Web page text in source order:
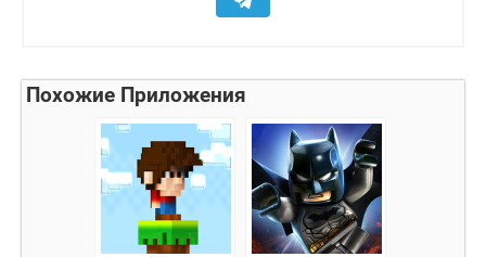
Похожие Приложения